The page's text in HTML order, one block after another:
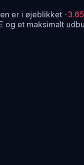
er i øjeblikket -
og et maksimalt